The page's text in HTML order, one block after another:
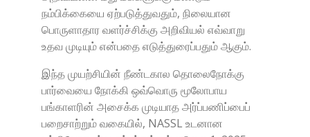
நம்பிக்கையை ஏற்படுத்துவதும், நிலையான
பொருளாதார வளர்ச்சிக்கு அறிவியல் எவ்வாறு
உதவ முடியும் என்பதை எடுத்துரைப்பதும் ஆகும்.
இந்த முயற்சியின் நீண்டகால தொலைநோக்கு
பார்வையை நோக்கி ஒவ்வொரு மூலோபாய
பங்காளரின் அசைக்க முடியாத அர்ப்பணிப்பைப்
பறைசாற்றும் வகையில், NASSL உடனான